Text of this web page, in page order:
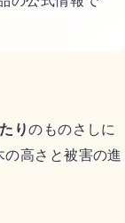
りのものさしに
高さと被害の進